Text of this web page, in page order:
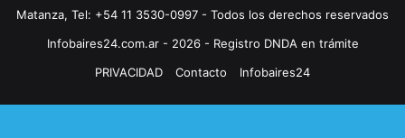
Matanza, Tel: +54 11 3530-0997 - Todos los derechos reservados
Infobaires24.com.ar - 2026 - Registro DNDA en trámite
PRIVACIDAD
Contacto Infobaires24